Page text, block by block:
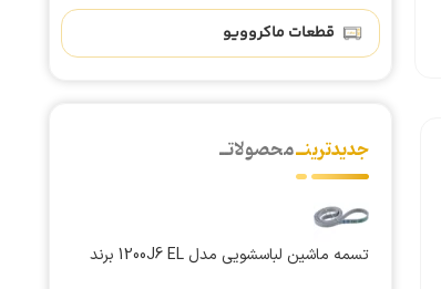
قطعات ماکروویو
جدیدترینــمحصولاتــ
تسمه ماشین لباسشویی مدل 1200J6 EL برند